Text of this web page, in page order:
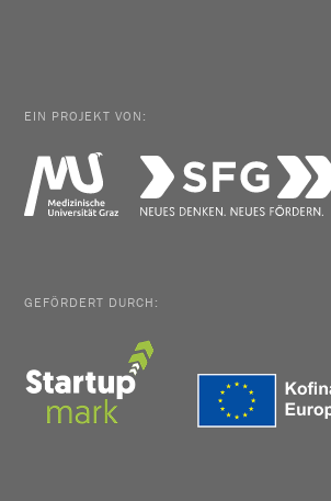
EIN PROJEKT VON:
GEFÖRDERT DURCH: